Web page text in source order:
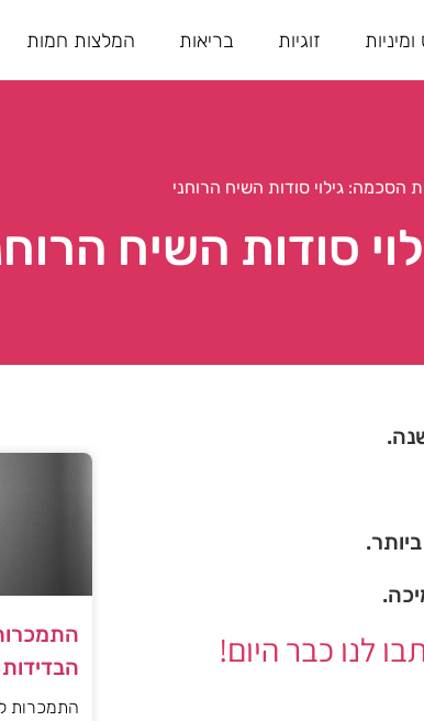
זוגיות בריאות המלצות חמות
הסכמה: גילוי סודות השיח הרוחני
סודות השיח
לנו כבר היום!
התמכרות